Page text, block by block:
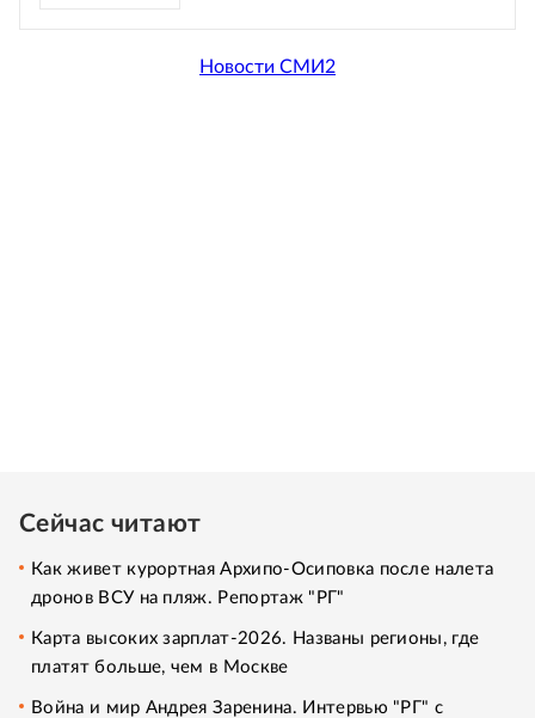
Новости СМИ2
Сейчас читают
Как живет курортная Архипо-Осиповка после налета
дронов ВСУ на пляж. Репортаж "РГ"
Карта высоких зарплат-2026. Названы регионы, где
платят больше, чем в Москве
Война и мир Андрея Заренина. Интервью "РГ" с